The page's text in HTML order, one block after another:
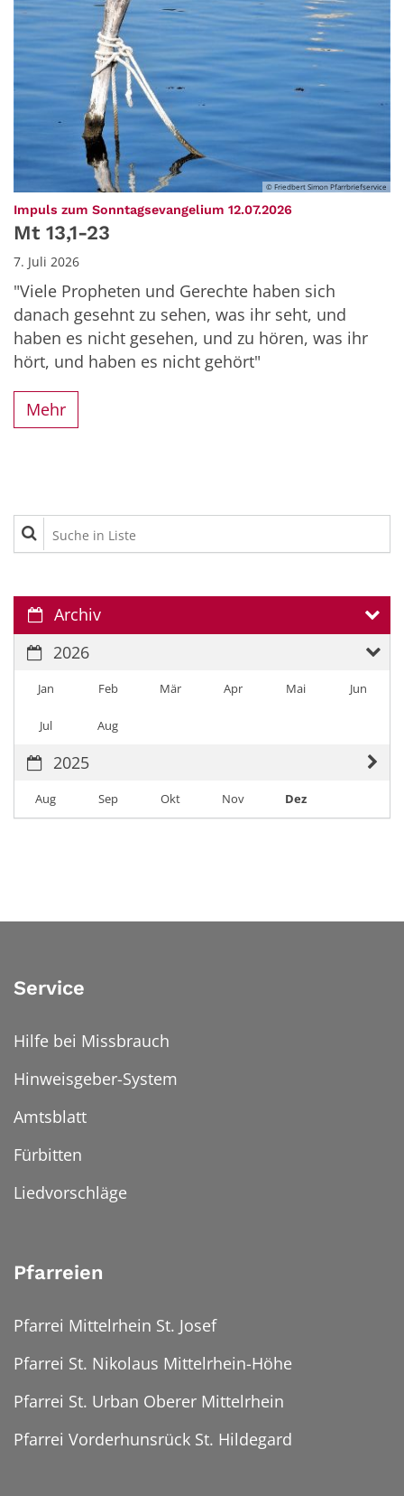
© Friedbert Simon Pfarrbriefservice
Impuls zum Sonntagsevangelium 12.07.2026
Mt 13,1-23
7. Juli 2026
"Viele Propheten und Gerechte haben sich
danach gesehnt zu sehen, was ihr seht, und
haben es nicht gesehen, und zu hören, was ihr
hört, und haben es nicht gehört"
Mehr
Suche in Liste
Archiv
2026
Jan Feb Mär Apr Mai Jun
Jul Aug
2025
Aug Sep Okt Nov Dez
Service
Hilfe bei Missbrauch
Hinweisgeber-System
Amtsblatt
Fürbitten
Liedvorschläge
Pfarreien
Pfarrei Mittelrhein St. Josef
Pfarrei St. Nikolaus Mittelrhein-Höhe
Pfarrei St. Urban Oberer Mittelrhein
Pfarrei Vorderhunsrück St. Hildegard